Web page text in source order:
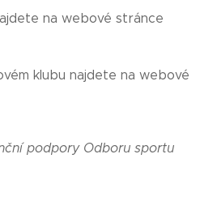
na webové stránce
klubu najdete na webové
podpory Odboru sportu